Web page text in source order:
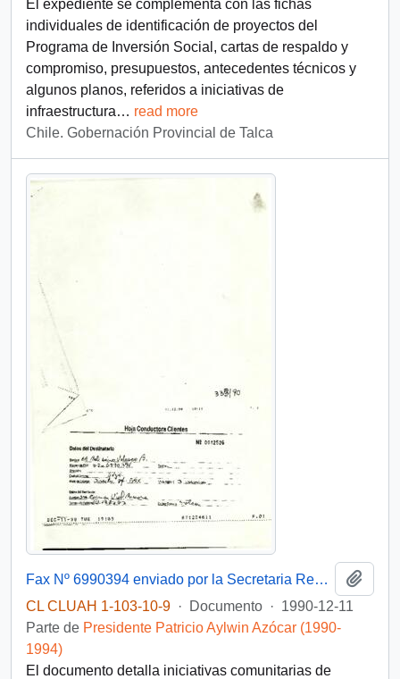
El expediente se complementa con las fichas
individuales de identificación de proyectos del
Programa de Inversión Social, cartas de respaldo y
compromiso, presupuestos, antecedentes técnicos y
algunos planos, referidos a iniciativas de
infraestructura… read more
Chile. Gobernación Provincial de Talca
Fax Nº 6990394 enviado por la Secretaria Regional Ministerial de Gobierno de la VII Región al Subsecretario del Interior, mediante el cual remite un listado de proyectos sociales de urgencia correspondientes a las provincias de Curicó y Talca
CL CLUAH 1-103-10-9 · Documento · 1990-12-11
Parte de Presidente Patricio Aylwin Azócar (1990-
1994)
El documento detalla iniciativas comunitarias de